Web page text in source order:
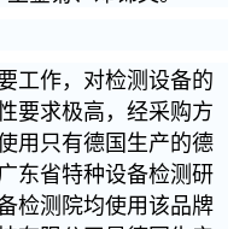
工作，对检测设备的
要求极高，经采购方
用只有德国生产的德
东省特种设备检测研
检测院均使用该品牌